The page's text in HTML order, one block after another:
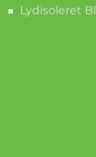
Lydisoleret